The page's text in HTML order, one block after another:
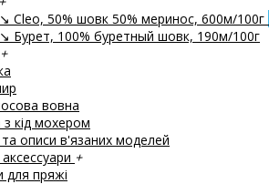
50% шовк 50% меринос, 600м/100г
100% буретный шовк, 190м/100г
+
вовна
кід мохером
описи в'язаних моделей
+
для пряжі